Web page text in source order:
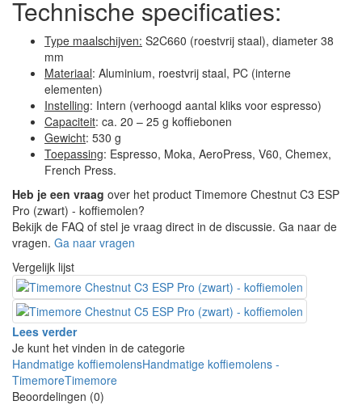
Technische specificaties:
Type maalschijven: S2C660 (roestvrij staal), diameter 38
mm
Materiaal: Aluminium, roestvrij staal, PC (interne
elementen)
Instelling: Intern (verhoogd aantal kliks voor espresso)
Capaciteit: ca. 20 – 25 g koffiebonen
Gewicht: 530 g
Toepassing: Espresso, Moka, AeroPress, V60, Chemex,
French Press.
Heb je een vraag over het product Timemore Chestnut C3 ESP
Pro (zwart) - koffiemolen?
Bekijk de FAQ of stel je vraag direct in de discussie. Ga naar de
vragen. Ga naar vragen
Vergelijk lijst
Lees verder
Je kunt het vinden in de categorie
Handmatige koffiemolensHandmatige koffiemolens -
TimemoreTimemore
Beoordelingen (0)